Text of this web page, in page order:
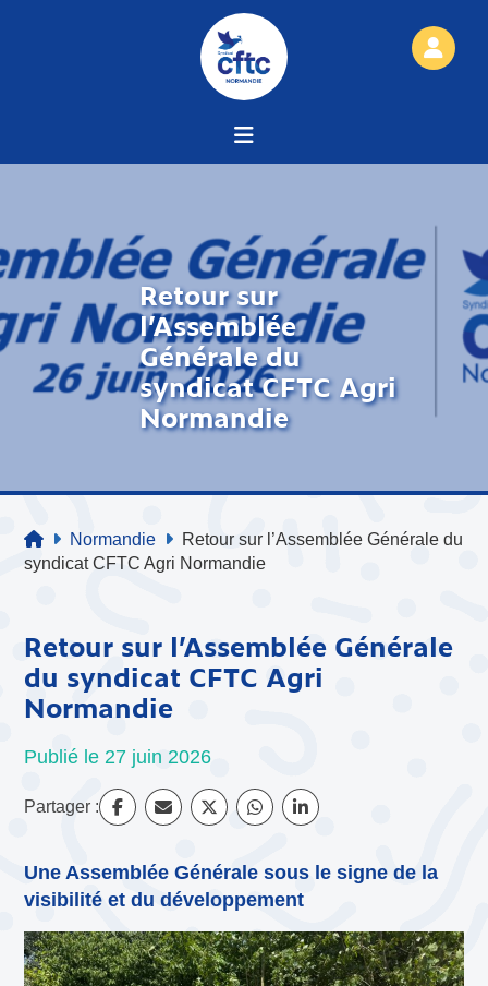
Retour sur
l’Assemblée
Générale du
syndicat CFTC Agri
Normandie
Normandie
Retour sur l’Assemblée Générale du
syndicat CFTC Agri Normandie
Retour sur l’Assemblée Générale
du syndicat CFTC Agri
Normandie
Publié le 27 juin 2026
Partager :
Une Assemblée Générale sous le signe de la
visibilité et du développement